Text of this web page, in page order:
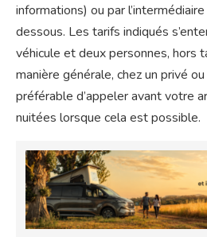
informations) ou par
dessous. Les tarifs indiqués
véhicule et deux personnes, hors
manière générale, chez un privé
préférable d’appeler avant votre
nuitées lorsque cela est possible.